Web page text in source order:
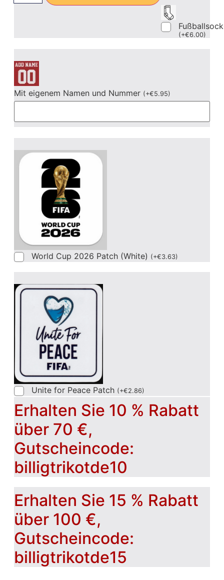
(+€6.00)
Mit eigenem Namen und Nummer (+€5.95)
World Cup 2026 Patch (White) (+€3.63)
Unite for Peace Patch (+€2.86)
Erhalten Sie 10 % Rabatt
über 70 €,
Gutscheincode:
billigtrikotde10
Erhalten Sie 15 % Rabatt
über 100 €,
Gutscheincode:
billigtrikotde15